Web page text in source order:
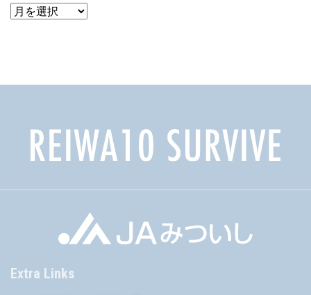
ア
Extra Links